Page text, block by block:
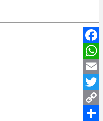
Facebook
WhatsApp
Email
Twitter
Copy